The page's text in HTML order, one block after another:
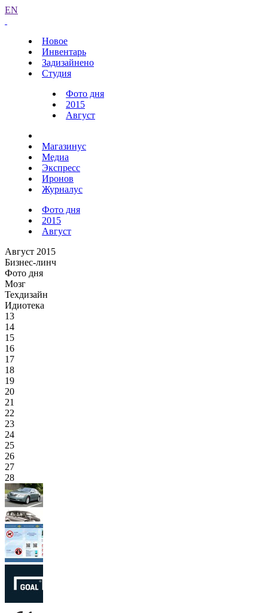
EN
Новое
Инвентарь
Задизайнено
Студия
Фото дня
2015
Август
Магазинус
Медиа
Экспресс
Иронов
Журналус
Фото дня
2015
Август
Август 2015
Бизнес-линч
Фото дня
Мозг
Техдизайн
Идиотека
13
14
15
16
17
18
19
20
21
22
23
24
25
26
27
28